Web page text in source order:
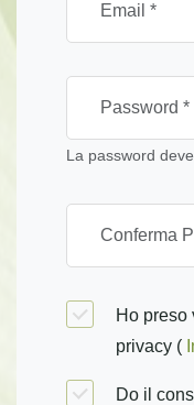
La password
Ho preso
privacy (
Do il